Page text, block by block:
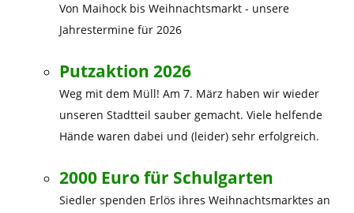
Von Maihock bis Weihnachtsmarkt - unsere
Jahrestermine für 2026
Putzaktion 2026
Weg mit dem Müll! Am 7. März haben wir wieder
unseren Stadtteil sauber gemacht. Viele helfende
Hände waren dabei und (leider) sehr erfolgreich.
2000 Euro für Schulgarten
Siedler spenden Erlös ihres Weihnachtsmarktes an